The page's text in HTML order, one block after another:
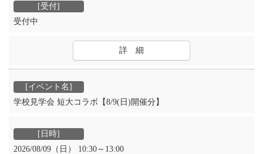
受付中
詳 細
学校見学会 短大コラボ【8/9(日)開催分】
2026/08/09（日） 10:30～13:00